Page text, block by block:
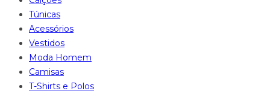
Túnicas
Acessórios
Vestidos
Moda Homem
Camisas
T-Shirts e Polos